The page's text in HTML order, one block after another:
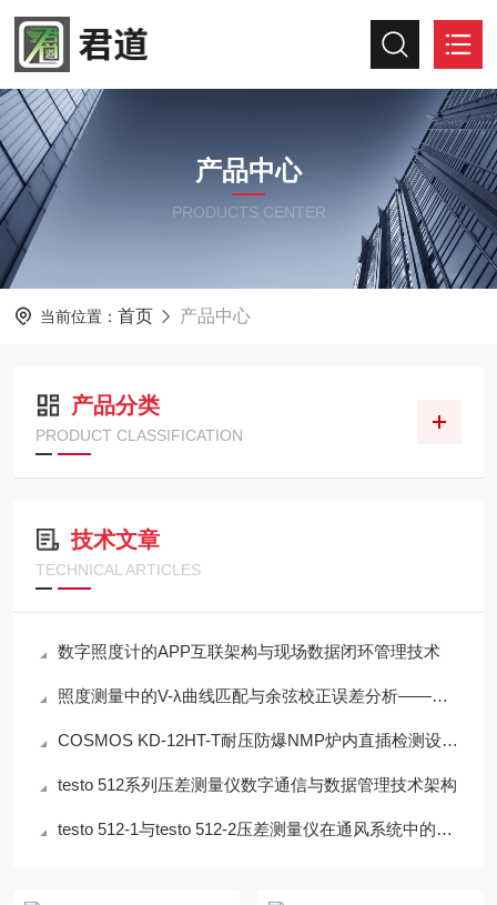
产品中心
PRODUCTS CENTER
当前位置： 首页 产品中心
产品分类
PRODUCT CLASSIFICATION
技术文章
TECHNICAL ARTICLES
数字照度计的APP互联架构与现场数据闭环管理技术
照度测量中的V-λ曲线匹配与余弦校正误差分析——以硅光电二极管照度计为例
COSMOS KD-12HT-T耐压防爆NMP炉内直插检测设备工程设计指南
testo 512系列压差测量仪数字通信与数据管理技术架构
testo 512-1与testo 512-2压差测量仪在通风系统中的应用技术分析